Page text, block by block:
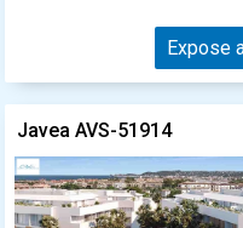
Expose
Javea AVS-51914